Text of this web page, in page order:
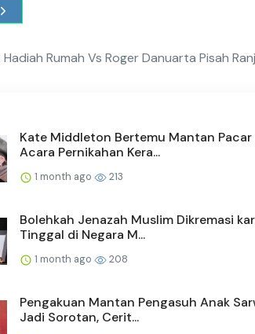
Rumah Vs Roger Danuarta Pisah
Kate Middleton Bertemu Mantan Pacar
Acara Pernikahan Kera...
1 month ago 213
Bolehkah Jenazah Muslim Dikremasi
Tinggal di Negara M...
1 month ago 208
Pengakuan Mantan Pengasuh Anak
Jadi Sorotan, Cerit...